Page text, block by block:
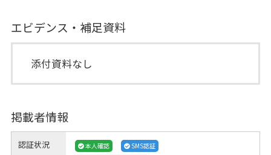
エビデンス・補足資料
添付資料なし
掲載者情報
認証状況 本人確認
SMS認証